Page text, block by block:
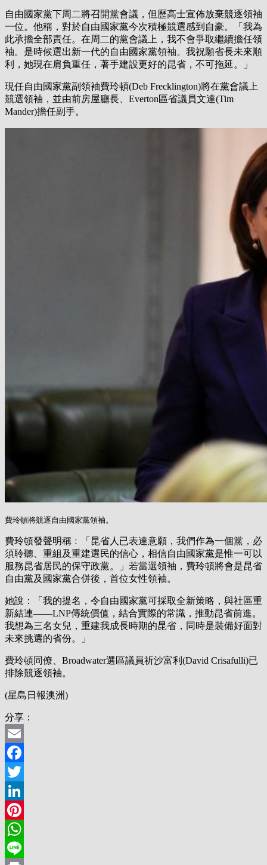
自由國家黨下周二將召開黨會議，但歷高士宣佈放棄競逐領袖
一位。他稱，對於自由國家黨今次積極競選感到自豪。「我為
此承擔全部責任。在周二的黨會議上，我不會爭取繼續擔任領
袖。是時候選出新一代的自由國家黨領袖。我祝願省長未來順
利，她現在肩負重任，著手建設更好的昆省，不可拖延。」
現任自由國家黨副領袖費玲頓(Deb Frecklington)將在黨會議上
競選領袖，並由前房屋廳長、Everton區省議員文達(Tim
Mander)擔任副手。
費玲頓將競逐自由國家黨領袖。
費玲頓發聲明稱﹕「昆省人已表達意願，我們作為一個黨，必
須聆聽、重組及重建選民的信心，相信自由國家黨是惟一可以
服務昆省居民的保守政黨。」若當選領袖，費玲頓將會是昆省
自由黨及國家黨合併後，首位女性領袖。
她說：「我的提名，令自由國家黨可採取全新策略，與社區重
新結連——LNP傳統價值，結合實際的常識，推動昆省前進。
我想為三名女兒，重建我成長時期的昆省，同時是裝備好面對
未來挑選的省份。」
費玲頓同僚、Broadwater選區議員祈沙富利(David Crisafulli)已
排除競逐領袖。
(星島日報澳洲)
分享：
Email
Facebook
Twitter
LinkedIn
Pinterest
WhatsApp